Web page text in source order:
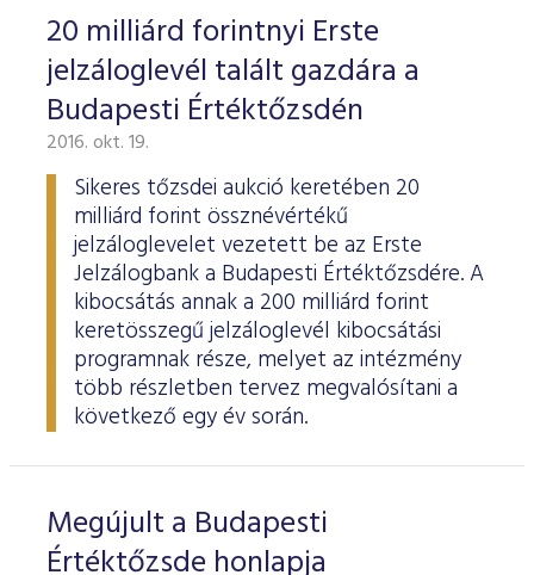
20 milliárd forintnyi Erste
jelzáloglevél talált gazdára a
Budapesti Értéktőzsdén
2016. okt. 19.
Sikeres tőzsdei aukció keretében 20
milliárd forint össznévértékű
jelzáloglevelet vezetett be az Erste
Jelzálogbank a Budapesti Értéktőzsdére. A
kibocsátás annak a 200 milliárd forint
keretösszegű jelzáloglevél kibocsátási
programnak része, melyet az intézmény
több részletben tervez megvalósítani a
következő egy év során.
Megújult a Budapesti
Értéktőzsde honlapja